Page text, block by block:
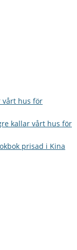
vårt hus för
kallar vårt hus för
prisad i Kina